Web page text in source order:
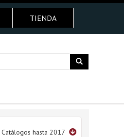
TIENDA
Catálogos hasta 2017